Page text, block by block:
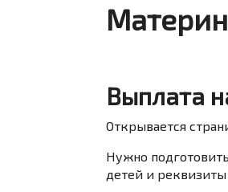
Выплата
Открывается
Нужно
детей и реквизиты